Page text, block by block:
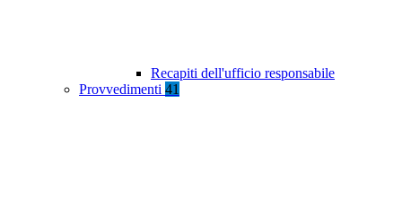
Recapiti dell'ufficio responsabile
Provvedimenti 41